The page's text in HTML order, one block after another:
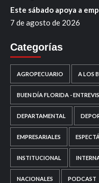
Este sábado apoya a
7 de agosto de 2026
Categorías
AGROPECUARIO A LOS
BUEN DÍA FLORIDA -
DEPARTAMENTAL
EMPRESARIALES
INSTITUCIONAL
NACIONALES PODCAST